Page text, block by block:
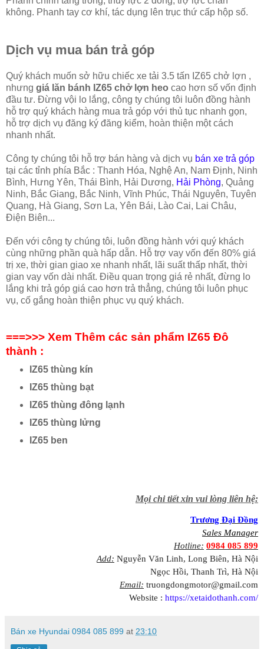
không. Phanh tay cơ khí, tác dụng lên trục thứ cấp hộp số.
Dịch vụ mua bán trả góp
Quý khách muốn sở hữu chiếc xe tải 3.5 tấn IZ65 chở lợn ,
nhưng giá lăn bánh IZ65 chở lợn heo cao hơn số vốn định
đầu tư. Đừng vội lo lắng, công ty chúng tôi luôn đồng hành
hỗ trợ quý khách hàng mua trả góp với thủ tục nhanh gọn,
hỗ trợ dịch vụ đăng ký đăng kiểm, hoàn thiện một cách
nhanh nhất.
Công ty chúng tôi hỗ trợ bán hàng và dịch vụ bán xe trả góp
tại các tỉnh phía Bắc : Thanh Hóa, Nghệ An, Nam Định, Ninh
Bình, Hưng Yên, Thái Bình, Hải Dương, Hải Phòng, Quảng
Ninh, Bắc Giang, Bắc Ninh, Vĩnh Phúc, Thái Nguyên, Tuyên
Quang, Hà Giang, Sơn La, Yên Bái, Lào Cai, Lai Châu,
Điện Biên...
Đến với công ty chúng tôi, luôn đồng hành với quý khách
cùng những phần quà hấp dẫn. Hỗ trợ vay vốn đến 80% giá
trị xe, thời gian giao xe nhanh nhất, lãi suất thấp nhất, thời
gian vay vốn dài nhất. Điều quan trọng giá rẻ nhất, đừng lo
lắng khi trả góp giá cao hơn trả thẳng, chúng tôi luôn phục
vụ, cố gắng hoàn thiện phục vụ quý khách.
===>>> Xem Thêm các sản phẩm IZ65 Đô
thành :
IZ65 thùng kín
IZ65 thùng bạt
IZ65 thùng đông lạnh
IZ65 thùng lửng
IZ65 ben
Mọi chi tiết xin vui lòng liên hệ:
Trương Đại Đồng
Sales Manager
Hotline: 0984 085 899
Add: Nguyễn Văn Linh, Long Biên, Hà Nội
Ngọc Hồi, Thanh Trì, Hà Nội
Email: truongdongmotor@gmail.com
Website : https://xetaidothanh.com/
Bán xe Hyundai 0984 085 899 at 23:10